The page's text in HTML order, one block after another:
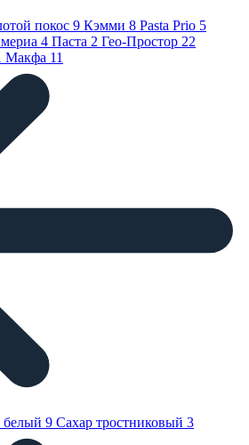
покос 9 Кэмми 8 Pasta Prio 5
4 Паста 2 Гео-Простор 22
Макфа 11
белый 9 Сахар тростниковый 3